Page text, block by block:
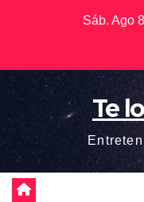
Sáb. Ago
Te